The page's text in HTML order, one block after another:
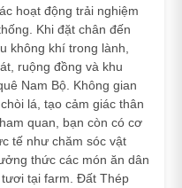
hoạt động trải nghiệm
Khi đặt chân đến
không khí trong lành,
ruộng đồng và khu
Nam Bộ. Không gian
lá, tạo cảm giác thân
quan, bạn còn có cơ
tế như chăm sóc vật
thức các món ăn dân
tại farm. Đất Thép